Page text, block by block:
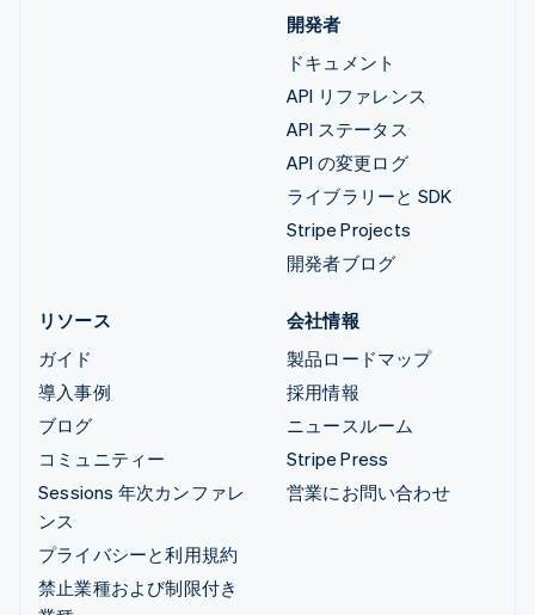
開発者
ドキュメント
API リファレンス
API ステータス
API の変更ログ
ライブラリーと SDK
Stripe Projects
開発者ブログ
リソース
ガイド
導入事例
ブログ
コミュニティー
Sessions 年次カンファレ
ンス
プライバシーと利用規約
禁止業種および制限付き
会社情報
製品ロードマップ
採用情報
ニュースルーム
Stripe Press
営業にお問い合わせ